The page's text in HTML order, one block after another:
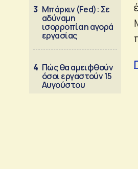
3 Μπάρκιν (Fed): Σε
αδύναμη
ισορροπία η αγορά
εργασίας
4 Πώς θα αμειφθούν
όσοι εργαστούν 15
Αυγούστου